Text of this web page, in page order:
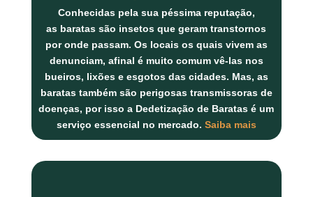
Conhecidas pela sua péssima reputação,
as baratassão insetos que geram transtornos
por onde passam. Os locais os quais vivem as
denunciam, afinal é muito comum vê-las nos
bueiros, lixões e esgotos das cidades. Mas, as
baratas também são perigosas transmissoras de
doenças, por isso a Dedetização de Baratas é um
serviço essencial no mercado. Saiba mais